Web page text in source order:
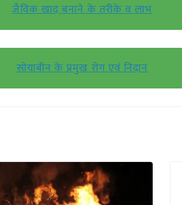
जैविक खाद बनाने के तरीके व लाभ
सोयाबीन के प्रमुख रोग एवं निदान